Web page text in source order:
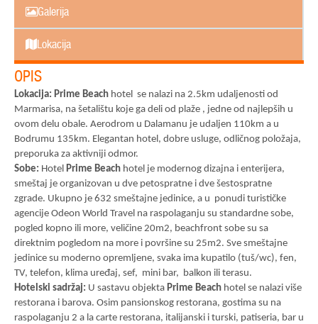
Galerija
Lokacija
OPIS
Lokacija: Prime Beach hotel se nalazi na 2.5km udaljenosti od
Marmarisa, na šetalištu koje ga deli od plaže , jedne od najlepših u
ovom delu obale. Aerodrom u Dalamanu je udaljen 110km a u
Bodrumu 135km. Elegantan hotel, dobre usluge, odličnog položaja,
preporuka za aktivniji odmor.
Sobe: Hotel Prime Beach hotel je modernog dizajna i enterijera,
smeštaj je organizovan u dve petospratne i dve šestospratne
zgrade. Ukupno je 632 smeštajne jedinice, a u ponudi turističke
agencije Odeon World Travel na raspolaganju su standardne sobe,
pogled kopno ili more, veličine 20m2, beachfront sobe su sa
direktnim pogledom na more i površine su 25m2. Sve smeštajne
jedinice su moderno opremljene, svaka ima kupatilo (tuš/wc), fen,
TV, telefon, klima uređaj, sef, mini bar, balkon ili terasu.
Hotelski sadržaj: U sastavu objekta Prime Beach hotel se nalazi više
restorana i barova. Osim pansionskog restorana, gostima su na
raspolaganju 2 a la carte restorana, italijanski i turski, patiseria, bar u